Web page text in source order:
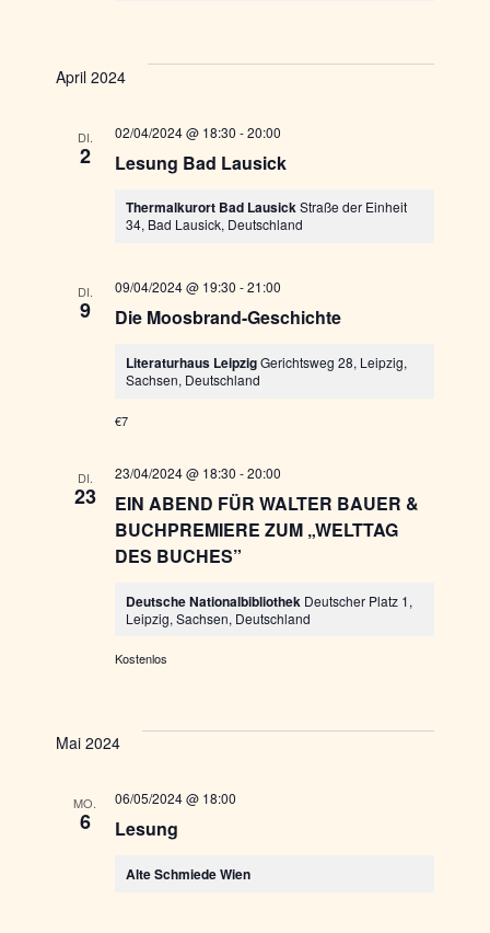
April 2024
DI.
2 Lesung Bad Lausick
02/04/2024 @ 18:30 -20:00
Thermalkurort Bad LausickStraße der Einheit
34, Bad Lausick, Deutschland
DI.
9 Die Moosbrand-Geschichte
09/04/2024 @ 19:30 -21:00
Literaturhaus LeipzigGerichtsweg 28, Leipzig,
Sachsen, Deutschland
€7
DI.
23
EIN ABEND FÜR WALTER BAUER &
BUCHPREMIERE ZUM „WELTTAG
DES BUCHES”
23/04/2024 @ 18:30 -20:00
Deutsche Nationalbibliothek Deutscher Platz 1,
Leipzig, Sachsen, Deutschland
Kostenlos
Mai 2024
MO.
6 Lesung
06/05/2024 @ 18:00
Alte Schmiede Wien